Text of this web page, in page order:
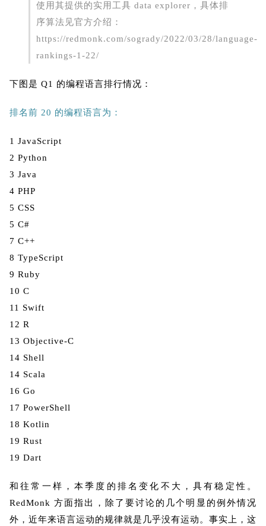
使用其提供的实用工具 data explorer，具体排
序算法见官方介绍：
https://redmonk.com/sogrady/2022/03/28/language-
rankings-1-22/
下图是 Q1 的编程语言排行情况：
排名前 20 的编程语言为：
1 JavaScript
2 Python
3 Java
4 PHP
5 CSS
5 C#
7 C++
8 TypeScript
9 Ruby
10 C
11 Swift
12 R
13 Objective-C
14 Shell
14 Scala
16 Go
17 PowerShell
18 Kotlin
19 Rust
19 Dart
和往常一样，本季度的排名变化不大，具有稳定性。
RedMonk 方面指出，除了要讨论的几个明显的例外情况
外，近年来语言运动的规律就是几乎没有运动。事实上，这